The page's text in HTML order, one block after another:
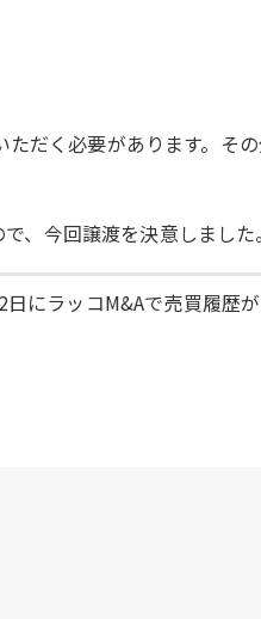
だく必要があります。そ
、今回譲渡を決意しました。
にラッコM&Aで売買履歴が